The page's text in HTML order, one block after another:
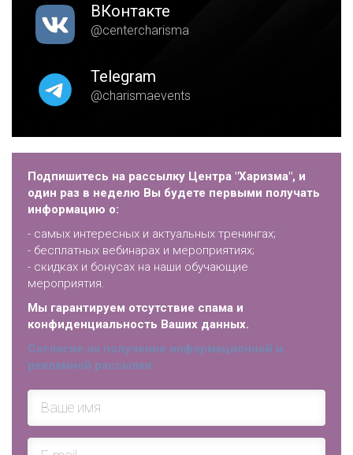
ВКонтакте
@centercharisma
Telegram
@charismaevents
Подпишитесь на рассылку Центра "Харизма", и
один раз в неделю Вы будете первыми получать
информацию о:
- самых интересных и актуальных тренингах;
- бесплатных вебинарах и мероприятиях;
- скидках и бонусах на наши обучающие
мероприятия.
Мы гарантируем отсутствие спама и
конфиденциальность Ваших данных.
Согласие на получение информационной и
рекламной рассылки